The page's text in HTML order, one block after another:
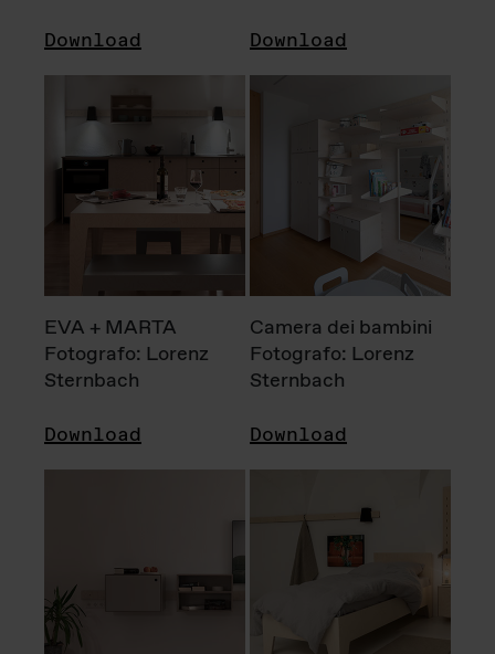
Download Download
EVA + MARTA
Fotografo: Lorenz
Sternbach
Download
Camera dei bambini
Fotografo: Lorenz
Sternbach
Download